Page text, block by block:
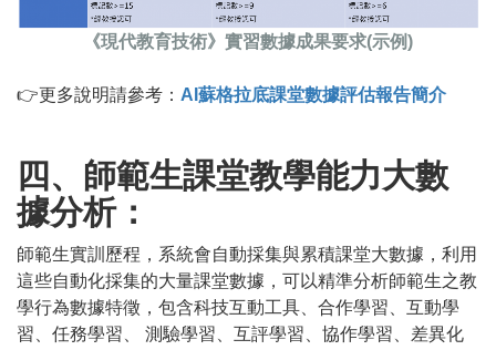
《現代教育技術》實習數據成果要求(示例)
👉更多說明請參考： AI蘇格拉底課堂數據評估報告簡介
四、師範生課堂教學能力大數
據分析：
師範生實訓歷程，系統會自動採集與累積課堂大數據，利用
這些自動化採集的大量課堂數據，可以精準分析師範生之教
學行為數據特徵，包含科技互動工具、合作學習、互動學
習、任務學習、 測驗學習、互評學習、協作學習、差異化